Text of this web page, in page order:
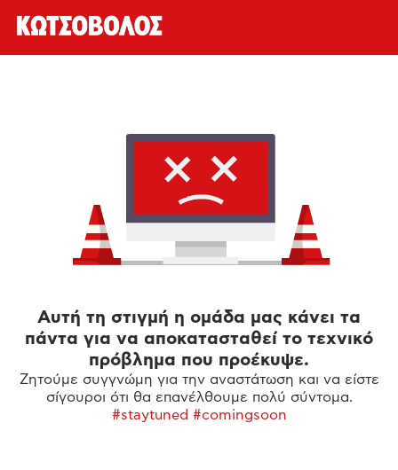
Αυτή τη στιγμή η ομάδα μας κάνει τα
πάντα για να αποκατασταθεί το τεχνικό
πρόβλημα που προέκυψε.
Ζητούμε συγγνώμη για την αναστάτωση και να είστε
σίγουροι ότι θα επανέλθουμε πολύ σύντομα.
#staytuned #comingsoon